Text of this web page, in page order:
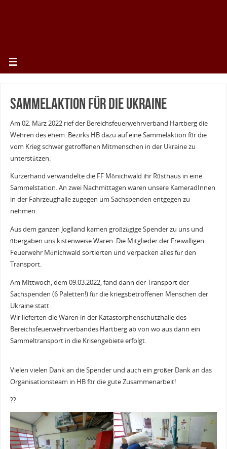
Sammelaktion für die Ukraine
Am 02. März 2022 rief der Bereichsfeuerwehrverband Hartberg die
Wehren des ehem. Bezirks HB dazu auf eine Sammelaktion für die
vom Krieg schwer getroffenen Mitmenschen in der Ukraine zu
unterstützen.
Kurzerhand verwandelte die FF Mönichwald ihr Rüsthaus in eine
Sammelstation. An zwei Nachmittagen waren unsere KameradInnen
in der Fahrzeughalle zugegen um Sachspenden entgegen zu
nehmen.
Aus dem ganzen Joglland kamen großzügige Spender zu uns und
übergaben uns kistenweise Waren. Die Mitglieder der Freiwilligen
Feuerwehr Mönichwald sortierten und verpacken alles für den
Transport.
Am Mittwoch, dem 09.03.2022, fand dann der Transport der
Sachspenden (6 Paletten!) für die kriegsbetroffenen Menschen der
Ukraine statt.
Wir lieferten die Waren in der Katastorphenschutzhalle des
Bereichsfeuerwehrverbandes Hartberg ab von wo aus dann ein
Sammeltransport in die Krisengebiete erfolgt.
Vielen vielen Dank an die Spender und auch ein großer Dank an das
Organisationsteam in HB für die gute Zusammenarbeit!
??